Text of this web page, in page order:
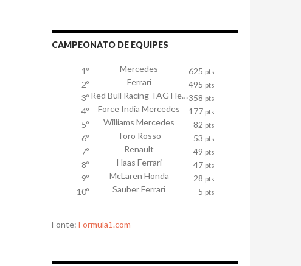
CAMPEONATO DE EQUIPES
1º Mercedes 625 pts
2º Ferrari 495 pts
3º Red Bull Racing TAG Heuer358 pts
4º Force India Mercedes 177 pts
5º Williams Mercedes 82 pts
6º Toro Rosso 53 pts
7º Renault 49 pts
8º Haas Ferrari 47 pts
9º McLaren Honda 28 pts
10º Sauber Ferrari 5 pts
Fonte: Formula1.com